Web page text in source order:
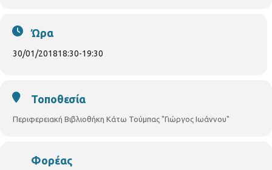
Ώρα
30/01/201818:30-19:30
Τοποθεσία
Περιφερειακή Βιβλιοθήκη Κάτω Τούμπας "Γιώργος Ιωάννου"
Φορέας